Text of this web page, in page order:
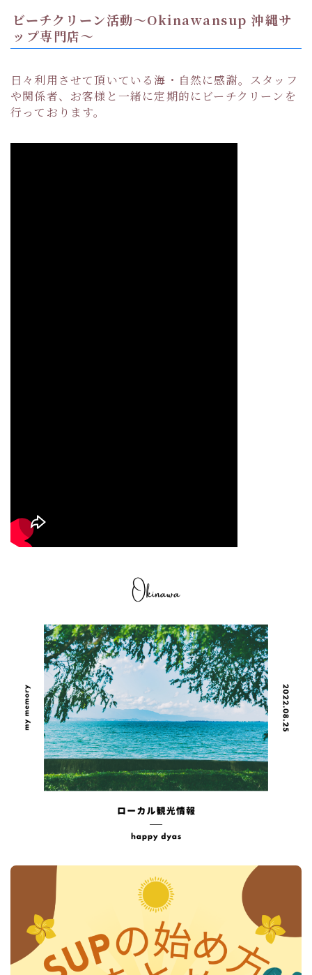
ビーチクリーン活動〜Okinawansup 沖縄サ
ップ専門店〜
日々利用させて頂いている海・自然に感謝。スタッフ
や関係者、お客様と一緒に定期的にビーチクリーンを
行っております。